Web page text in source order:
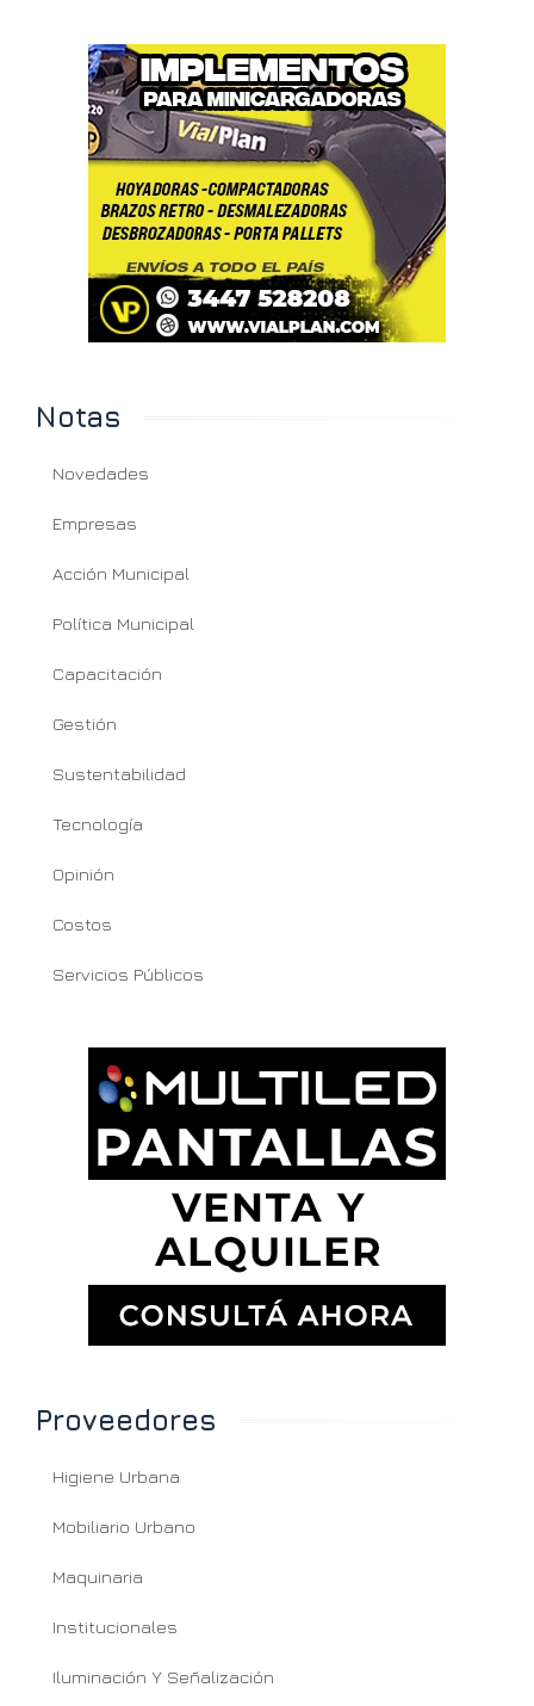
Notas
Novedades
Empresas
Acción Municipal
Política Municipal
Capacitación
Gestión
Sustentabilidad
Tecnología
Opinión
Costos
Servicios Públicos
Proveedores
Higiene Urbana
Mobiliario Urbano
Maquinaria
Institucionales
Iluminación Y Señalización